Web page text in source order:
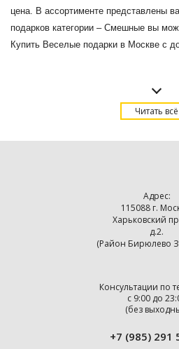
цена. В ассортименте представлены
подарков категории – Смешные вы
Купить Веселые подарки в Москве с
Читать всё
Адрес:
115088 г.
Харьковский
д.2.
(Район Бирюлево
Консультации по
с 9:00 до
(без
+7 (985) 291